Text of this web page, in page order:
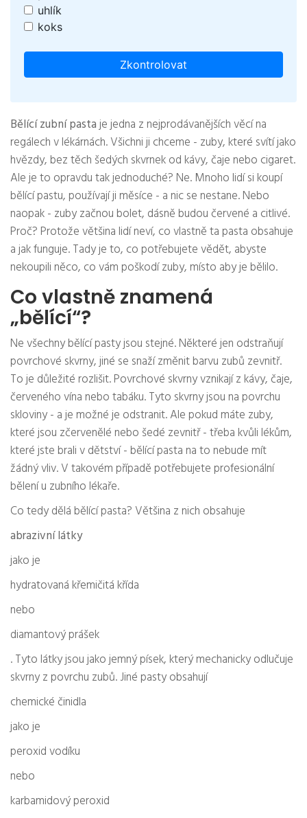
uhlík
koks
Zkontrolovat
Bělící zubní pastaje jedna z nejprodávanějších věcí na
regálech v lékárnách. Všichni ji chceme - zuby, které svítí jako
hvězdy, bez těch šedých skvrnek od kávy, čaje nebo cigaret.
Ale je to opravdu tak jednoduché? Ne. Mnoho lidí si koupí
bělící pastu, používají ji měsíce - a nic se nestane. Nebo
naopak - zuby začnou bolet, dásně budou červené a citlivé.
Proč? Protože většina lidí neví, co vlastně ta pasta obsahuje
a jak funguje. Tady je to, co potřebujete vědět, abyste
nekoupili něco, co vám poškodí zuby, místo aby je bělilo.
Co vlastně znamená
„bělící“?
Ne všechny bělící pasty jsou stejné. Některé jen odstraňují
povrchové skvrny, jiné se snaží změnit barvu zubů zevnitř.
To je důležité rozlišit. Povrchové skvrny vznikají z kávy, čaje,
červeného vína nebo tabáku. Tyto skvrny jsou na povrchu
skloviny - a je možné je odstranit. Ale pokud máte zuby,
které jsou zčervenělé nebo šedé zevnitř - třeba kvůli lékům,
které jste brali v dětství - bělící pasta na to nebude mít
žádný vliv. V takovém případě potřebujete profesionální
bělení u zubního lékaře.
Co tedy dělá bělící pasta? Většina z nich obsahuje
abrazivní látky
jako je
hydratovaná křemičitá křída
nebo
diamantový prášek
. Tyto látky jsou jako jemný písek, který mechanicky odlučuje
skvrny z povrchu zubů. Jiné pasty obsahují
chemické činidla
jako je
peroxid vodíku
nebo
karbamidový peroxid